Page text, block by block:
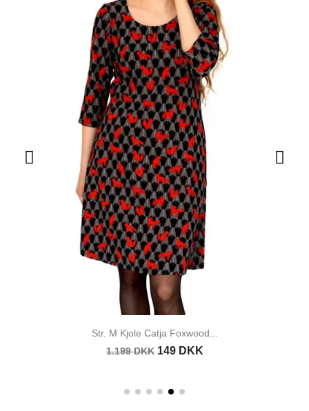
Str. M Kjole Catja Foxwood...
1.199 DKK 149 DKK